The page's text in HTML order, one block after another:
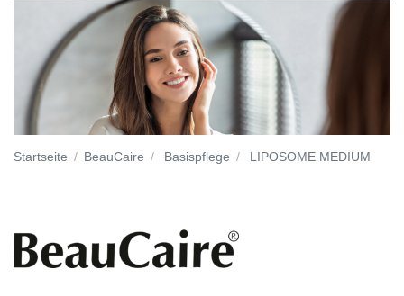
Startseite BeauCaire Basispflege LIPOSOME MEDIUM